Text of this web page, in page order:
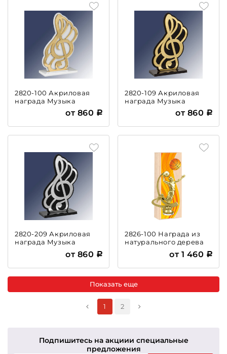
2820-100 Акриловая
награда Музыка
от 860
2820-109 Акриловая
награда Музыка
от 860
2820-209 Акриловая
награда Музыка
от 860
2826-100 Награда из
натурального дерева
от 1 460
Показать еще
1 2
Подпишитесь на акциии специальные
предложения